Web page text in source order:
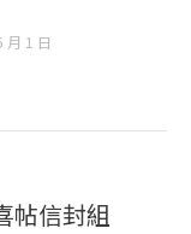
月 1 日
帖信封組